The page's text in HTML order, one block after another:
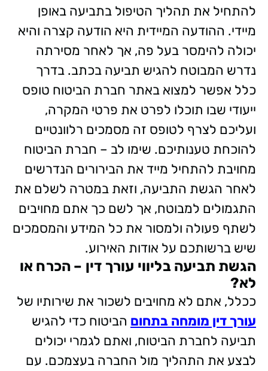
להתחיל את תהליך הטיפול בתביעה באופן
מיידי. ההודעה המיידית היא הודעה קצרה והיא
יכולה להימסר בעל פה, אך לאחר מסירתה
נדרש המבוטח להגיש תביעה בכתב. בדרך
כלל אפשר למצוא באתר חברת הביטוח טופס
ייעודי שבו תוכלו לפרט את פרטי המקרה,
ועליכם לצרף לטופס זה מסמכים רלוונטיים
להוכחת טענותיכם. שימו לב – חברת הביטוח
מחויבת להתחיל מייד את הבירורים הנדרשים
לאחר הגשת התביעה, וזאת במטרה לשלם את
התגמולים למבוטח, אך לשם כך אתם מחויבים
לשתף פעולה ולמסור את כל המידע והמסמכים
שיש ברשותכם על אודות האירוע.
הגשת תביעה בליווי עורך דין – הכרח או
לא?
ככלל, אתם לא מחויבים לשכור את שירותיו של
עורך דין מומחה בתחום הביטוח כדי להגיש
תביעה לחברת הביטוח, ואתם לגמרי יכולים
לבצע את התהליך מול החברה בעצמכם. עם